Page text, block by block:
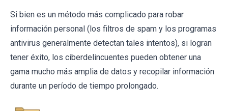
Si bien es un método más complicado para robar
información personal (los filtros de spam y los programas
antivirus generalmente detectan tales intentos), si logran
tener éxito, los ciberdelincuentes pueden obtener una
gama mucho más amplia de datos y recopilar información
durante un período de tiempo prolongado.